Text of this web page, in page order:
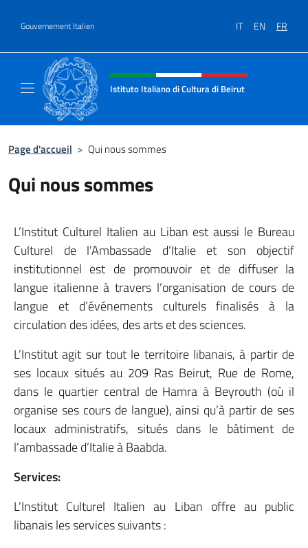
Gouvernement Italien IT EN FR
Site Web, social et en-tête de
Istituto Italiano di Cultura di Beirut
Page d'accueil > Qui nous sommes
Qui nous sommes
L’Institut Culturel Italien au Liban est aussi le Bureau
Culturel de l’Ambassade d’Italie et son objectif
institutionnel est de promouvoir et de diffuser la
langue italienne à travers l’organisation de cours de
langue et d’événements culturels finalisés à la
circulation des idées, des arts et des sciences.
L’Institut agit sur tout le territoire libanais, à partir de
ses locaux situés au 209 Ras Beirut, Rue de Rome,
dans le quartier central de Hamra à Beyrouth (où il
organise ses cours de langue), ainsi qu’à partir de ses
locaux administratifs, situés dans le bâtiment de
l’ambassade d’Italie à Baabda.
Services:
L’Institut Culturel Italien au Liban offre au public
libanais les services suivants :